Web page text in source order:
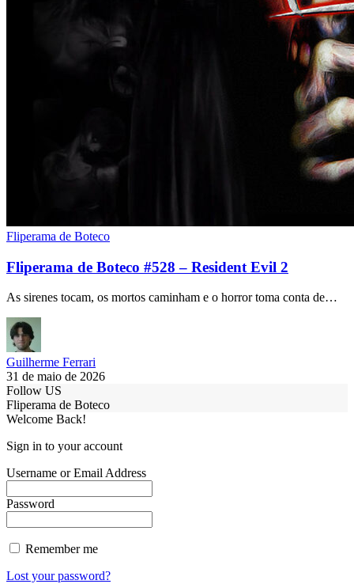
Fliperama de Boteco
Fliperama de Boteco #528 – Resident Evil 2
As sirenes tocam, os mortos caminham e o horror toma conta de…
Guilherme Ferrari
31 de maio de 2026
Follow US
Fliperama de Boteco
Welcome Back!
Sign in to your account
Username or Email Address
Password
Remember me
Lost your password?